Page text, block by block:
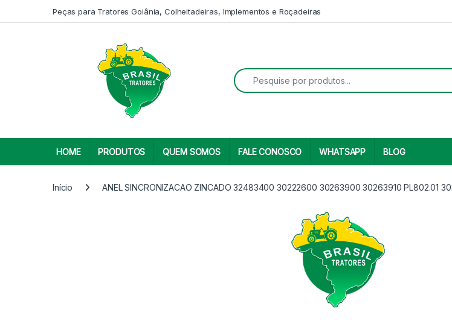
Peças para Tratores Goiânia, Colheitadeiras, Implementos e Roçadeiras
Search for:
HOME PRODUTOS QUEM SOMOS FALE CONOSCO WHATSAPP BLOG
Início ANEL SINCRONIZACAO ZINCADO 32483400 30222600 30263900 30263910 PL802.01